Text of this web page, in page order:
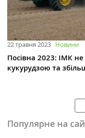
22 травня 2023 Новини
Посівна 2023: ІМК
кукурудзою та
Популярне на